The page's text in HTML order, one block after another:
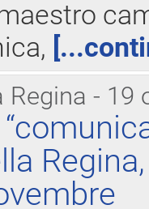
Regina - 19